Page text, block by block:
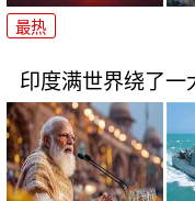
最热
印度满世界绕了一